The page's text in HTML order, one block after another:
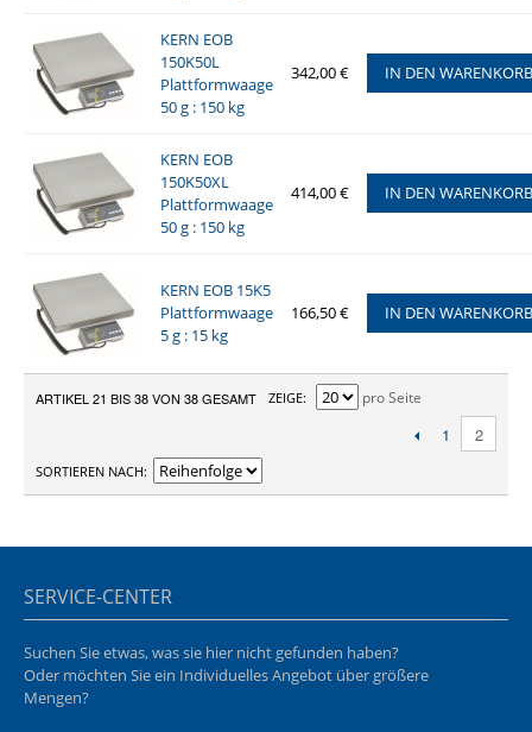
KERN EOB
150K50L
Plattformwaage
50 g : 150 kg
342,00 € IN DEN WARENKORB
KERN EOB
150K50XL
Plattformwaage
50 g : 150 kg
414,00 € IN DEN WARENKORB
KERN EOB 15K5
Plattformwaage
5 g : 15 kg
166,50 € IN DEN WARENKORB
ARTIKEL 21 BIS 38 VON 38 GESAMT ZEIGE pro Seite
1 2
SORTIEREN NACH
SERVICE-CENTER
Suchen Sie etwas, was sie hier nicht gefunden haben?
Oder möchten Sie ein Individuelles Angebot über größere
Mengen?